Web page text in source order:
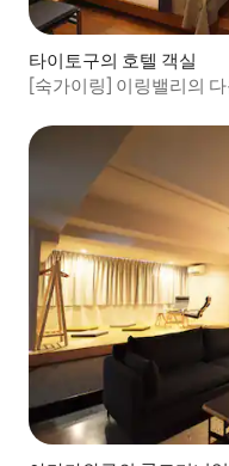
타이토구의 호텔 객실
[숙가이링] 이링밸리의
한 일본식 모던 공간!